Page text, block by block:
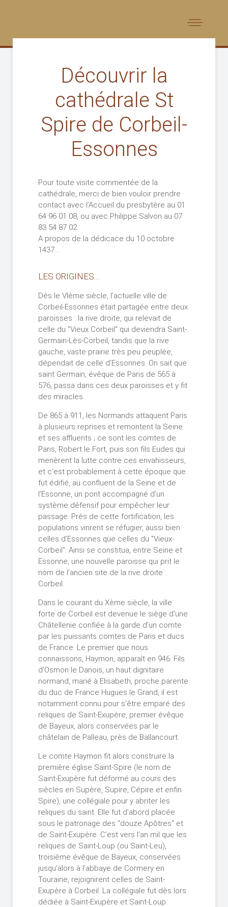
Découvrir la
cathédrale St
Spire de Corbeil-
Essonnes
Pour toute visite commentée de la
cathédrale, merci de bien vouloir prendre
contact avec l’Accueil du presbytère au 01
64 96 01 08, ou avec Philippe Salvon au 07
83 54 87 02.
A propos de la dédicace du 10 octobre
1437...
LES ORIGINES…
Dès le VIème siècle, l’actuelle ville de
Corbeil-Essonnes était partagée entre deux
paroisses : la rive droite, qui relevait de
celle du "Vieux Corbeil" qui deviendra Saint-
Germain-Lès-Corbeil, tandis que la rive
gauche, vaste prairie très peu peuplée,
dépendait de celle d’Essonnes. On sait que
saint Germain, évêque de Paris de 565 à
576, passa dans ces deux paroisses et y fit
des miracles.
De 865 à 911, les Normands attaquent Paris
à plusieurs reprises et remontent la Seine
et ses affluents ; ce sont les comtes de
Paris, Robert le Fort, puis son fils Eudes qui
menèrent la lutte contre ces envahisseurs,
et c’est probablement à cette époque que
fut édifié, au confluent de la Seine et de
l’Essonne, un pont accompagné d’un
système défensif pour empêcher leur
passage. Près de cette fortification, les
populations vinrent se réfugier, aussi bien
celles d’Essonnes que celles du "Vieux-
Corbeil". Ainsi se constitua, entre Seine et
Essonne, une nouvelle paroisse qui prit le
nom de l’ancien site de la rive droite :
Corbeil.
Dans le courant du Xème siècle, la ville
forte de Corbeil est devenue le siège d’une
Châtellenie confiée à la garde d’un comte
par les puissants comtes de Paris et ducs
de France. Le premier que nous
connaissons, Haymon, apparaît en 946. Fils
d’Osmon le Danois, un haut dignitaire
normand, marié à Elisabeth, proche parente
du duc de France Hugues le Grand, il est
notamment connu pour s’être emparé des
reliques de Saint-Exupère, premier évêque
de Bayeux, alors conservées par le
châtelain de Palleau, près de Ballancourt.
Le comte Haymon fit alors construire la
première église Saint-Spire (le nom de
Saint-Exupère fut déformé au cours des
siècles en Supère, Supire, Cépire et enfin
Spire), une collégiale pour y abriter les
reliques du saint. Elle fut d’abord placée
sous le patronage des "douze Apôtres" et
de Saint-Exupère. C’est vers l’an mil que les
reliques de Saint-Loup (ou Saint-Leu),
troisième évêque de Bayeux, conservées
jusqu’alors à l’abbaye de Cormery en
Touraine, rejoignirent celles de Saint-
Exupère à Corbeil. La collégiale fut dès lors
dédiée à Saint-Exupère et Saint-Loup.